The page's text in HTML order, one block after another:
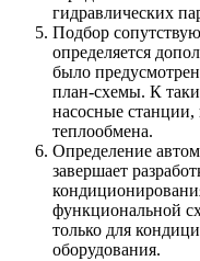
гидравлических
Подбор
определяется
было
план-схемы. К
насосные станции,
теплообмена.
Определение
завершает
функциональной
только для
оборудования.